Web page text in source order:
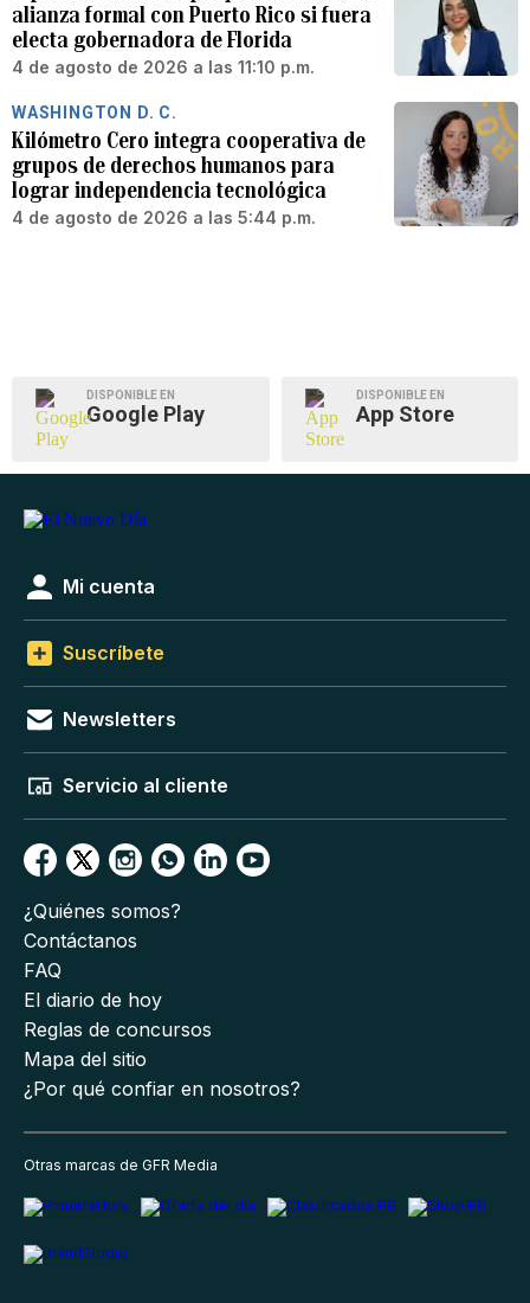
alianza formal con Puerto Rico si fuera
electa gobernadora de Florida
4 de agosto de 2026 a las 11:10 p.m.
WASHINGTON D. C.
Kilómetro Cero integra cooperativa de
grupos de derechos humanos para
lograr independencia tecnológica
4 de agosto de 2026 a las 5:44 p.m.
DISPONIBLE EN
Google Play
DISPONIBLE EN
App Store
Mi cuenta
Suscríbete
Newsletters
Servicio al cliente
¿Quiénes somos?
Contáctanos
FAQ
El diario de hoy
Reglas de concursos
Mapa del sitio
¿Por qué confiar en nosotros?
Otras marcas de GFR Media